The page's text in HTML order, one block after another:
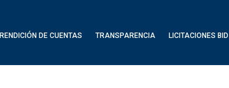
RENDICIÓN DE CUENTAS TRANSPARENCIA LICITACIONES BID